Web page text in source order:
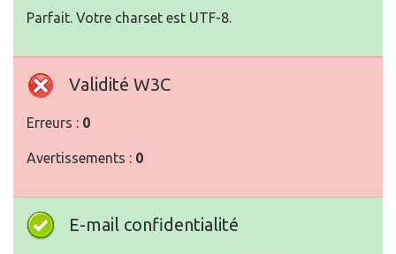
Parfait. Votre charset est UTF-8.
Validité W3C
Erreurs : 0
Avertissements : 0
E-mail confidentialité